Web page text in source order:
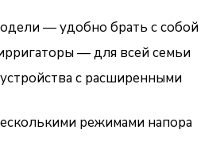
— удобно брать с собой
— для всей семьи
с расширенными
режимами напора